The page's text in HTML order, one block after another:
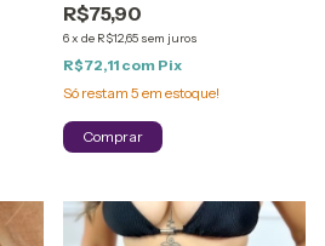
R$75,90
6x de R$12,65 sem juros
R$72,11 com Pix
Só restam 5 em estoque!
Comprar